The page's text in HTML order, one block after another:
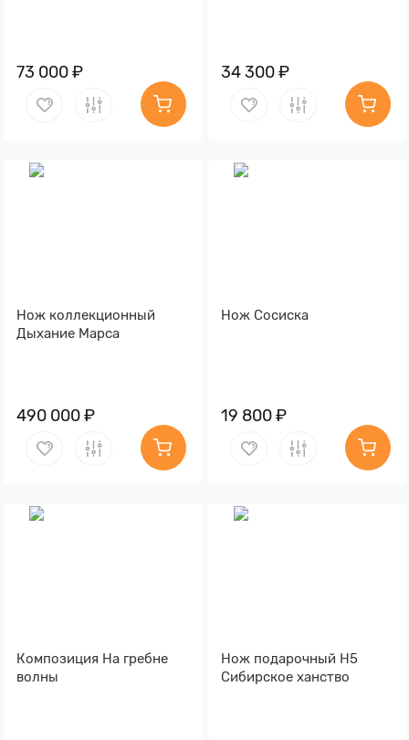
73 000 ₽ 34 300 ₽
Нож коллекционный
Дыхание Марса
490 000 ₽
Нож Сосиска
19 800 ₽
Композиция На гребне
волны
Нож подарочный Н5
Сибирское ханство